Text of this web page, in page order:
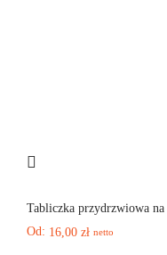
Tabliczka przydrzwiowa na
Od: 16,00 zł netto